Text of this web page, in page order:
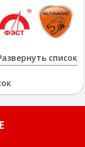
список